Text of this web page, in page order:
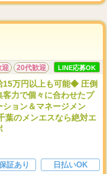
迎 20代歓迎 LINE応募OK
万円以上も可能◆ 圧倒
客力で個々に合わせたプ
ション＆マネージメン
葉のメンエスなら絶対エ
証あり
日払いOK